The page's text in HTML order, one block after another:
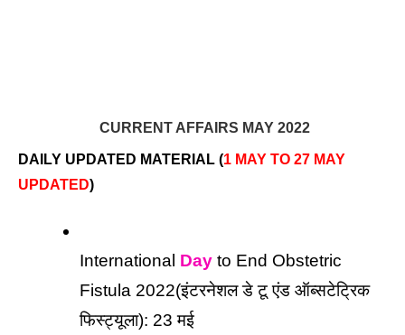
CURRENT AFFAIRS MAY 2022
DAILY UPDATED MATERIAL (1 MAY TO 27 MAY
UPDATED)
International Day to End Obstetric
Fistula 2022(इंटरनेशल डे टू एंड ऑब्सटेट्रिक
फिस्ट्यूला): 23 मई